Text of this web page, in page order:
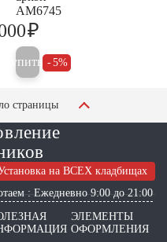
AM6745
₽
Купить 5%
страницы
на ВСЕХ кладбищах
: Ежедневно 9:00 до 21:00
ЭЛЕМЕНТЫ
ОФОРМЛЕНИЯ